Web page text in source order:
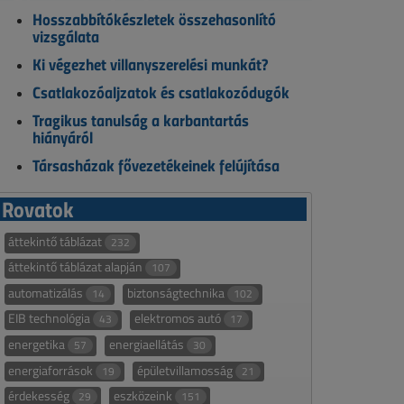
Hosszabbítókészletek összehasonlító
vizsgálata
Ki végezhet villanyszerelési munkát?
Csatlakozóaljzatok és csatlakozódugók
Tragikus tanulság a karbantartás
hiányáról
Társasházak fővezetékeinek felújítása
Rovatok
áttekintő táblázat 232
áttekintő táblázat alapján 107
automatizálás 14 biztonságtechnika 102
EIB technológia 43 elektromos autó 17
energetika 57 energiaellátás 30
energiaforrások 19 épületvillamosság 21
érdekesség 29 eszközeink 151